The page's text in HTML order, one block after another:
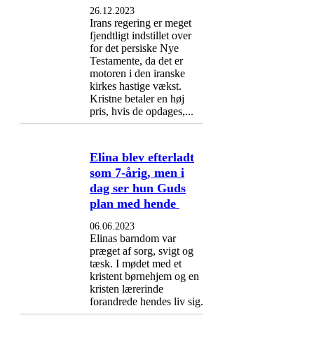
26.12.2023
Irans regering er meget
fjendtligt indstillet over
for det persiske Nye
Testamente, da det er
motoren i den iranske
kirkes hastige vækst.
Kristne betaler en høj
pris, hvis de opdages,...
Elina blev efterladt
som 7-årig, men i
dag ser hun Guds
plan med hende
06.06.2023
Elinas barndom var
præget af sorg, svigt og
tæsk. I mødet med et
kristent børnehjem og en
kristen lærerinde
forandrede hendes liv sig.